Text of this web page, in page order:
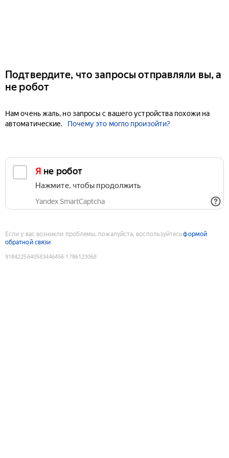
Подтвердите, что запросы отправляли вы, а
не робот
Нам очень жаль, но запросы с вашего устройства похожи на
автоматические.
Почему это могло произойти?
Я не робот
Нажмите, чтобы продолжить
Yandex SmartCaptcha
Если у вас возникли проблемы, пожалуйста, воспользуйтесьформой
обратной связи
9184225640583446456:1786123068